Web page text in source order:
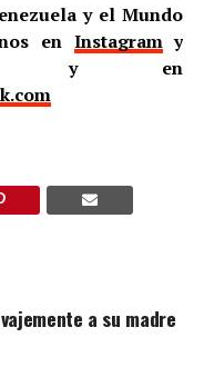
y el Mundo
en Instagramy
en
a su madre